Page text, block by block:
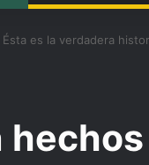
es la verdadera